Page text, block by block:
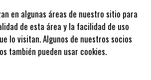
en algunas áreas de nuestro sitio para
de esta área y la facilidad de uso
lo visitan. Algunos de nuestros socios
también pueden usar cookies.